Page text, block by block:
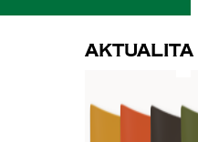
Aktualita